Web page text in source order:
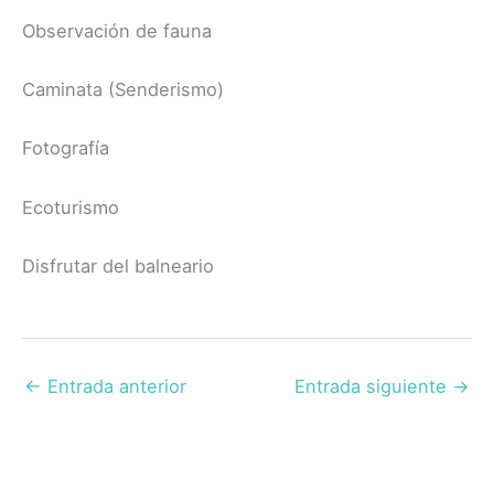
Observación de fauna
Caminata (Senderismo)
Fotografía
Ecoturismo
Disfrutar del balneario
← Entrada anterior Entrada siguiente →